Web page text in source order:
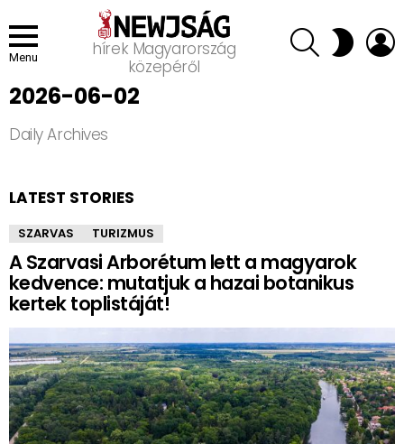
Menu
hírek Magyarország
közepéről
SEARCH SWITCH
SKIN
2026-06-02
Daily Archives
LATEST STORIES
SZARVAS TURIZMUS
A Szarvasi Arborétum lett a magyarok
kedvence: mutatjuk a hazai botanikus
kertek toplistáját!